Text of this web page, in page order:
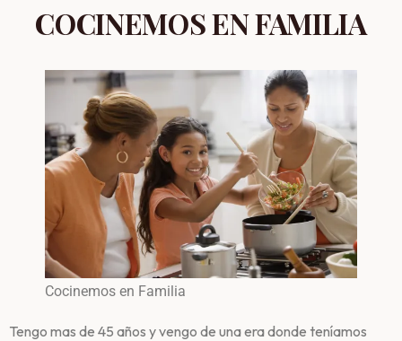
COCINEMOS EN FAMILIA
Cocinemos en Familia
Tengo mas de 45 años y vengo de una era donde teníamos